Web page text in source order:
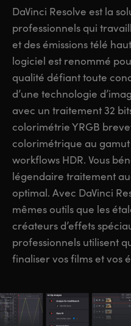
DaVinci Resolve est la
professionnels qui
et des émissions télé
logiciel est renommé
qualité défiant toute
d’une technologie
avec un traitement 32
colorimétrie YRGB
colorimétrique au
workflows HDR. Vous
légendaire traitement
optimal. Avec DaVinci
mêmes outils que les
créateurs d’effets
professionnels utilisent
finaliser vos films et vos